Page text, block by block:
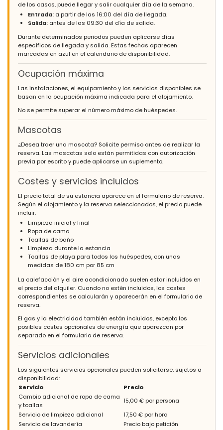
and pool area is excellent and it's only a short 5-7 min walk to
the arenal beach.Inside the apartment is split over 3 floors. All
the floors are marble which is great for keeping things cool, but
are a number of stairs inside the property, this could be an issue
if you have young children or have elderly people staying. There
is however a bedroom and bathroom on the ground floor which
can be used for anyone who has difficulty climbing stairs.
(Traducido por Google)
El alojamiento es excelente, me he alojado aquí varias veces
antes en este apartamento y otros en el mismo complejo. Los
la piscina es excelente y está a solo 5-7 minutos a pie de la
playa del arenal. El interior del apartamento se divide en 3
plantas. Todos los pisos son de mármol, lo que es ideal para
si se mojan. También tenga en cuenta que hay varias escaleras
dentro de la propiedad, esto podría ser un problema si tiene
niños pequeños o personas mayores que se quedan. Sin
embargo, hay un dormitorio y un baño en la planta baja que
pueden ser utilizados por cualquier persona que tenga
- 8,9
Familias con niños mayores - Julio 2018 - Reino Unido :
(Texto original)
The location of this property is perfect to be able to access local
restaurants, supermarkets and the beach.The property is
lovely clean and well maintained pool.Good air conditioning
units in the bedrooms and the dining/living room area.Would
definitely stay here again.
(Traducido por Google)
La ubicación de esta propiedad es perfecta para poder
acceder a restaurantes locales, supermercados y la playa. La
propiedad está situada en un pequeño y encantador complejo
con hermosos jardines y una hermosa piscina limpia y bien
cuidada. Buenas unidades de aire acondicionado en los
dormitorios y el comedor / sala de estar. Sin duda me alojaría
aquí de nuevo.
- 9,7
Familias con niños pequeños - Abril 2018 - España :
de los casos, puede llegar y salir cualquier día de la semana.
Entrada: a partir de las 16:00 del día de llegada.
Salida: antes de las 09:30 del día de salida.
Durante determinados periodos pueden aplicarse días
específicos de llegada y salida. Estas fechas aparecen
marcadas en azul en el calendario de disponibilidad.
Ocupación máxima
Las instalaciones, el equipamiento y los servicios disponibles se
basan en la ocupación máxima indicada para el alojamiento.
No se permite superar el número máximo de huéspedes.
Mascotas
¿Desea traer una mascota? Solicite permiso antes de realizar la
reserva. Las mascotas solo están permitidas con autorización
previa por escrito y puede aplicarse un suplemento.
Costes y servicios incluidos
El precio total de su estancia aparece en el formulario de reserva.
Según el alojamiento y la reserva seleccionados, el precio puede
incluir:
Limpieza inicial y final
Ropa de cama
Toallas de baño
Limpieza durante la estancia
Toallas de playa para todos los huéspedes, con unas
medidas de 180 cm por 85 cm
La calefacción y el aire acondicionado suelen estar incluidos en
el precio del alquiler. Cuando no estén incluidos, los costes
correspondientes se calcularán y aparecerán en el formulario de
reserva.
El gas y la electricidad también están incluidos, excepto los
posibles costes opcionales de energía que aparezcan por
separado en el formulario de reserva.
Servicios adicionales
Los siguientes servicios opcionales pueden solicitarse, sujetos a
disponibilidad:
Servicio
Precio
Cambio adicional de ropa de cama
y toallas
15,00 € por persona
Servicio de limpieza adicional
17,50 € por hora
Servicio de lavandería
Precio bajo petición